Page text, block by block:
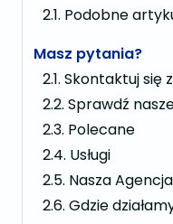
Podobne
Masz pytania?
Skontaktuj się
Sprawdź
Polecane
Usługi
Nasza Agencja
Gdzie